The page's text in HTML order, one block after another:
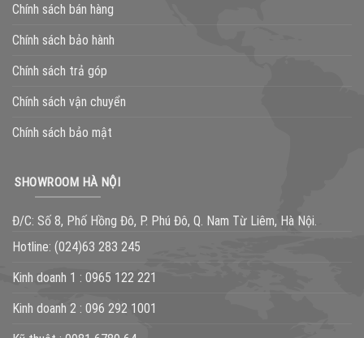
Chính sách bán hàng
Chính sách bảo hành
Chính sách trả góp
Chính sách vận chuyển
Chính sách bảo mật
SHOWROOM HÀ NỘI
Đ/C: Số 8, Phố Hồng Đô, P. Phú Đô, Q. Nam Từ Liêm, Hà Nội.
Hotline: (024)63 283 245
Kinh doanh 1 : 0965 122 221
Kinh doanh 2 : 096 292 1001